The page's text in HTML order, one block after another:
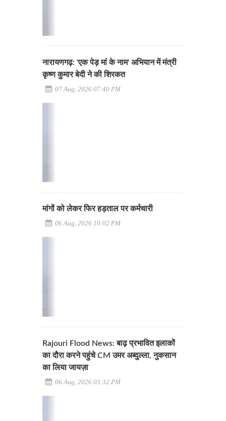
नारायणगढ़: 'एक पेड़ मां के नाम' अभियान में मंत्री
कृष्ण कुमार बेदी ने की शिरकत
07 Aug, 2026 07:40 PM
मांगों को लेकर फिर हड़ताल पर कर्मचारी
06 Aug, 2026 10:02 PM
Rajouri Flood News: बाढ़ प्रभावित इलाकों
का दौरा करने पहुंचे CM उमर अब्दुल्ला, नुकसान
का लिया जायज़ा
06 Aug, 2026 03:32 PM